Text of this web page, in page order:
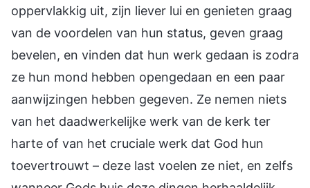
oppervlakkig uit, zijn liever lui en genieten graag
van de voordelen van hun status, geven graag
bevelen, en vinden dat hun werk gedaan is zodra
ze hun mond hebben opengedaan en een paar
aanwijzingen hebben gegeven. Ze nemen niets
van het daadwerkelijke werk van de kerk ter
harte of van het cruciale werk dat God hun
toevertrouwt – deze last voelen ze niet, en zelfs